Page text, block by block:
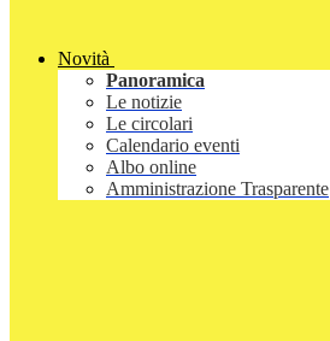
Novità
Panoramica
Le notizie
Le circolari
Calendario eventi
Albo online
Amministrazione Trasparente